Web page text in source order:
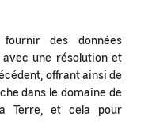
des données
une résolution et
offrant ainsi de
dans le domaine de
Terre, et cela pour